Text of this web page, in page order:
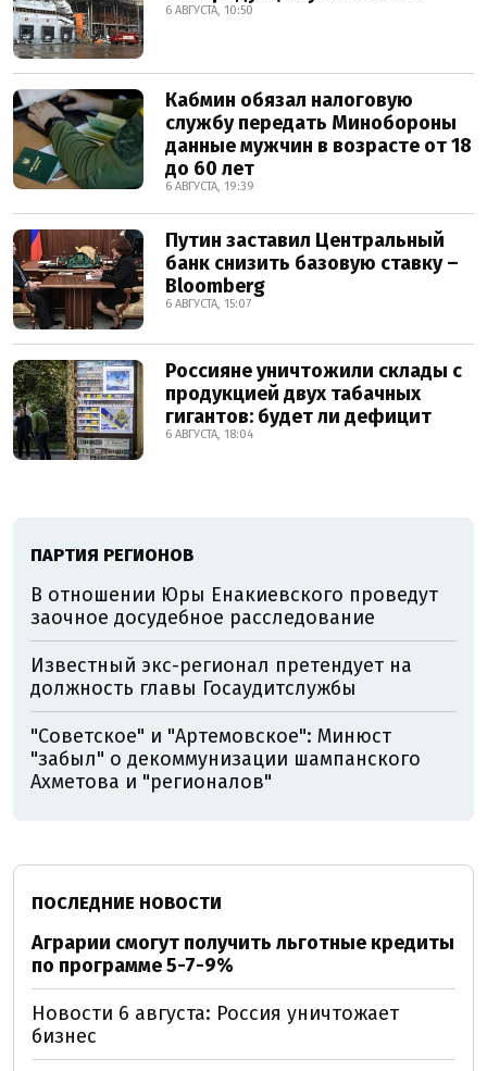
6 АВГУСТА, 10:50
Кабмин обязал налоговую
службу передать Минобороны
данные мужчин в возрасте от 18
до 60 лет
6 АВГУСТА, 19:39
Путин заставил Центральный
банк снизить базовую ставку –
Bloomberg
6 АВГУСТА, 15:07
Россияне уничтожили склады с
продукцией двух табачных
гигантов: будет ли дефицит
6 АВГУСТА, 18:04
ПАРТИЯ РЕГИОНОВ
В отношении Юры Енакиевского проведут
заочное досудебное расследование
Известный экс-регионал претендует на
должность главы Госаудитслужбы
"Советское" и "Артемовское": Минюст
"забыл" о декоммунизации шампанского
Ахметова и "регионалов"
ПОСЛЕДНИЕ НОВОСТИ
Аграрии смогут получить льготные кредиты
по программе 5-7-9%
Новости 6 августа: Россия уничтожает
бизнес